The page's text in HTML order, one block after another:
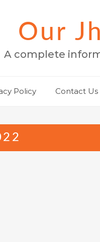
Our
A complete
Policy Contact Us